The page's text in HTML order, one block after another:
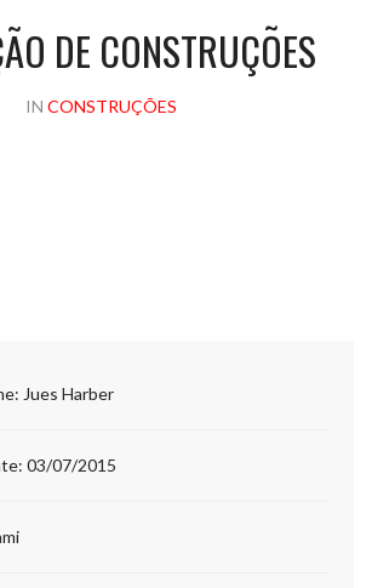
DE CONSTRUÇÕES
IN CONSTRUÇÕES
Jues Harber
03/07/2015